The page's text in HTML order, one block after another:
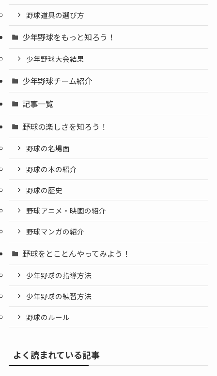
野球道具の選び方
少年野球をもっと知ろう！
少年野球大会結果
少年野球チーム紹介
記事一覧
野球の楽しさを知ろう！
野球の名場面
野球の本の紹介
野球の歴史
野球アニメ・映画の紹介
野球マンガの紹介
野球をとことんやってみよう！
少年野球の指導方法
少年野球の練習方法
野球のルール
よく読まれている記事